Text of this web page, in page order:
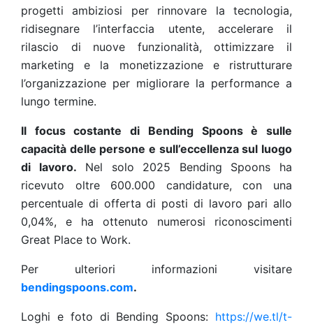
progetti ambiziosi per rinnovare la tecnologia,
ridisegnare l’interfaccia utente, accelerare il
rilascio di nuove funzionalità, ottimizzare il
marketing e la monetizzazione e ristrutturare
l’organizzazione per migliorare la performance a
lungo termine.
Il focus costante di Bending Spoons è sulle
capacità delle persone e sull’eccellenza sul luogo
di lavoro. Nel solo 2025 Bending Spoons ha
ricevuto oltre 600.000 candidature, con una
percentuale di offerta di posti di lavoro pari allo
0,04%, e ha ottenuto numerosi riconoscimenti
Great Place to Work.
Per ulteriori informazioni visitare
bendingspoons.com.
Loghi e foto di Bending Spoons: https://we.tl/t-